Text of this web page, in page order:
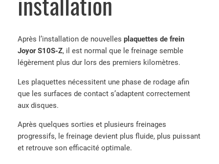
s
e
f
r
i
n
J
Après l’installation de nouvelles plaquettes de frein
Joyor S10S-Z, il est normal que le freinage semble
légèrement plus dur lors des premiers kilomètres.
Les plaquettes nécessitent une phase de rodage afin
que les surfaces de contact s’adaptent correctement
aux disques.
Après quelques sorties et plusieurs freinages
progressifs, le freinage devient plus fluide, plus puissant
et retrouve son efficacité optimale.